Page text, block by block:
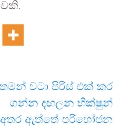
තමන් වටා පිරිස් එක් කර
ගන්න දඟලන භික්ෂුන්
අතර ඇත්තේ පරිභෝජන